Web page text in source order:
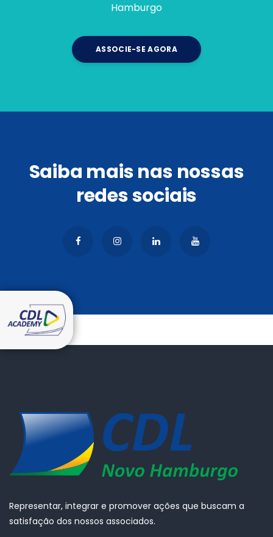
Hamburgo
ASSOCIE-SE AGORA
Saiba mais nas nossas
redes sociais
Representar, integrar e promover ações que buscam a
satisfação dos nossos associados.